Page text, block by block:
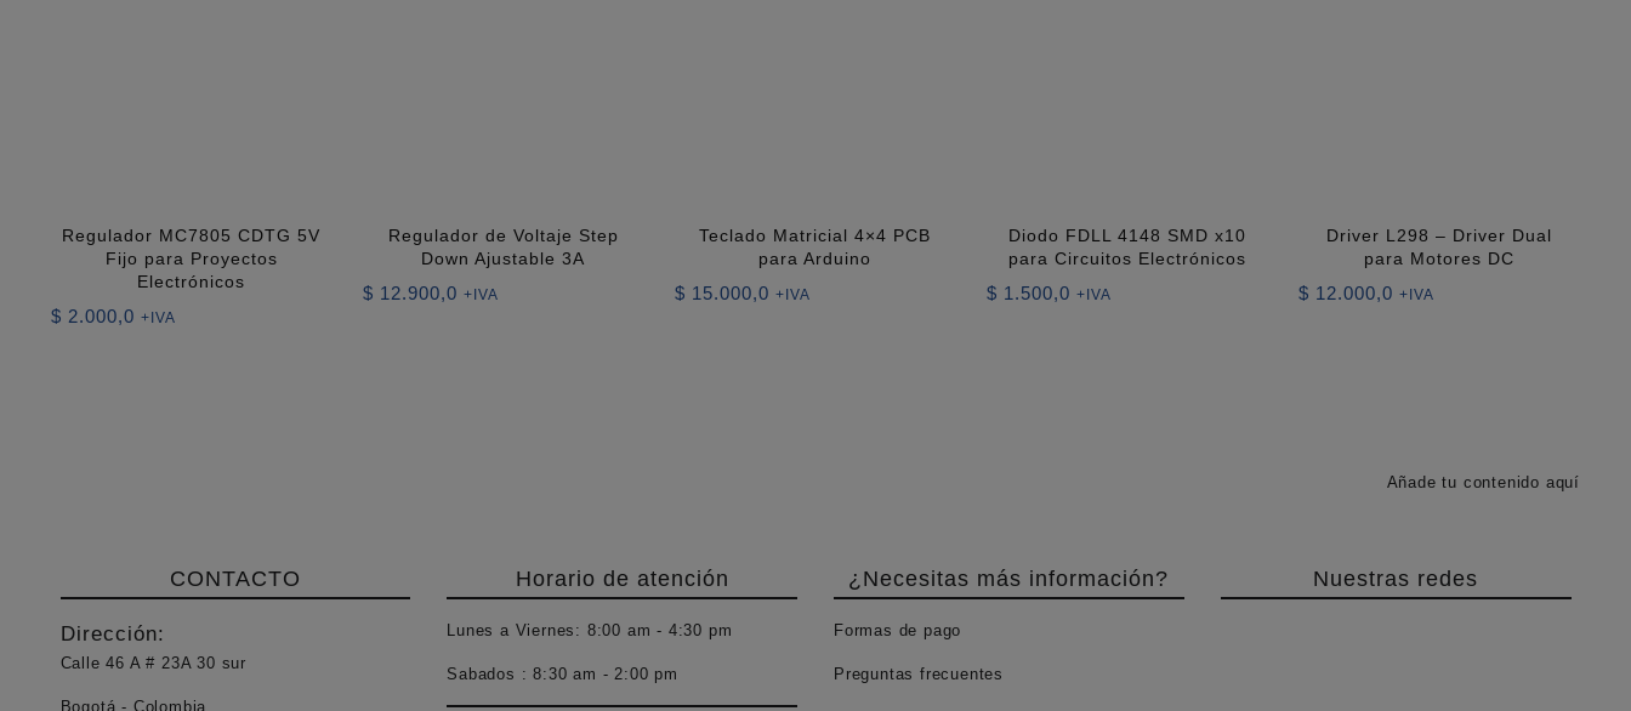
Regulador MC7805 CDTG 5V
Fijo para Proyectos
Electrónicos
$ 2.000,0 +IVA
Regulador de Voltaje Step
Down Ajustable 3A
$ 12.900,0 +IVA
Teclado Matricial 4×4 PCB
para Arduino
$ 15.000,0 +IVA
Diodo FDLL 4148 SMD x10
para Circuitos Electrónicos
$ 1.500,0 +IVA
Driver L298 – Driver Dual
para Motores DC
$ 12.000,0 +IVA
Añade tu contenido aquí
CONTACTO
Dirección:
Calle 46 A # 23A 30 sur
Bogotá - Colombia
Horario de atención
Lunes a Viernes: 8:00 am - 4:30 pm
Sabados :8:30 am - 2:00 pm
¿Necesitas más información?
Formas de pago
Preguntas frecuentes
Nuestras redes